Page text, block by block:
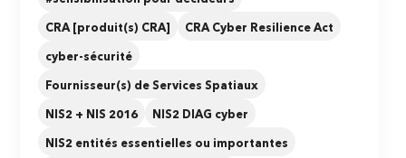
CRA [produit(s) CRA] CRA Cyber Resilience Act
cyber-sécurité
Fournisseur(s) de Services Spatiaux
NIS2 + NIS 2016 NIS2 DIAG cyber
NIS2 entités essentielles ou importantes